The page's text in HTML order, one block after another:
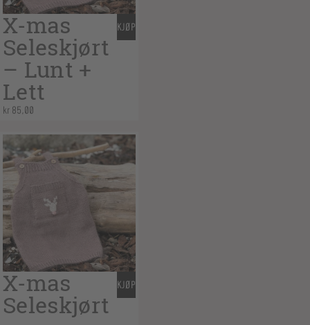
X-mas
Seleskjørt
– Lunt +
Lett
kr 85,00
KJØP
X-mas
Seleskjørt
KJØP